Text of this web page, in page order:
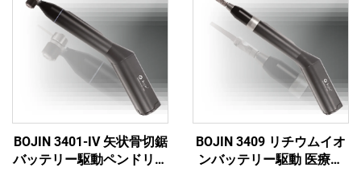
BOJIN 3401-IV 矢状骨切鋸
バッテリー駆動ペンドリル
BOJIN 3409 リチウムイオ
ンバッテリー駆動 医療用